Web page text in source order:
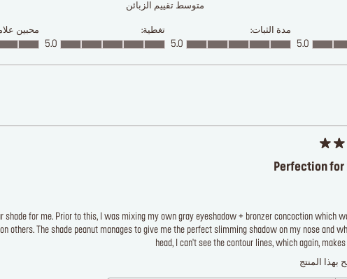
متوسط تقييم الزبائن
5.0
مدة الثبات:
5.0
تغطية:
5.0
محبين
Perfection for
shade for me. Prior to this, I was mixing my own gray eyeshadow + bronzer concoction which
others. The shade peanut manages to give me the perfect slimming shadow on my nose and
head, I can't see the contour lines, which again,
بهذا المنتج